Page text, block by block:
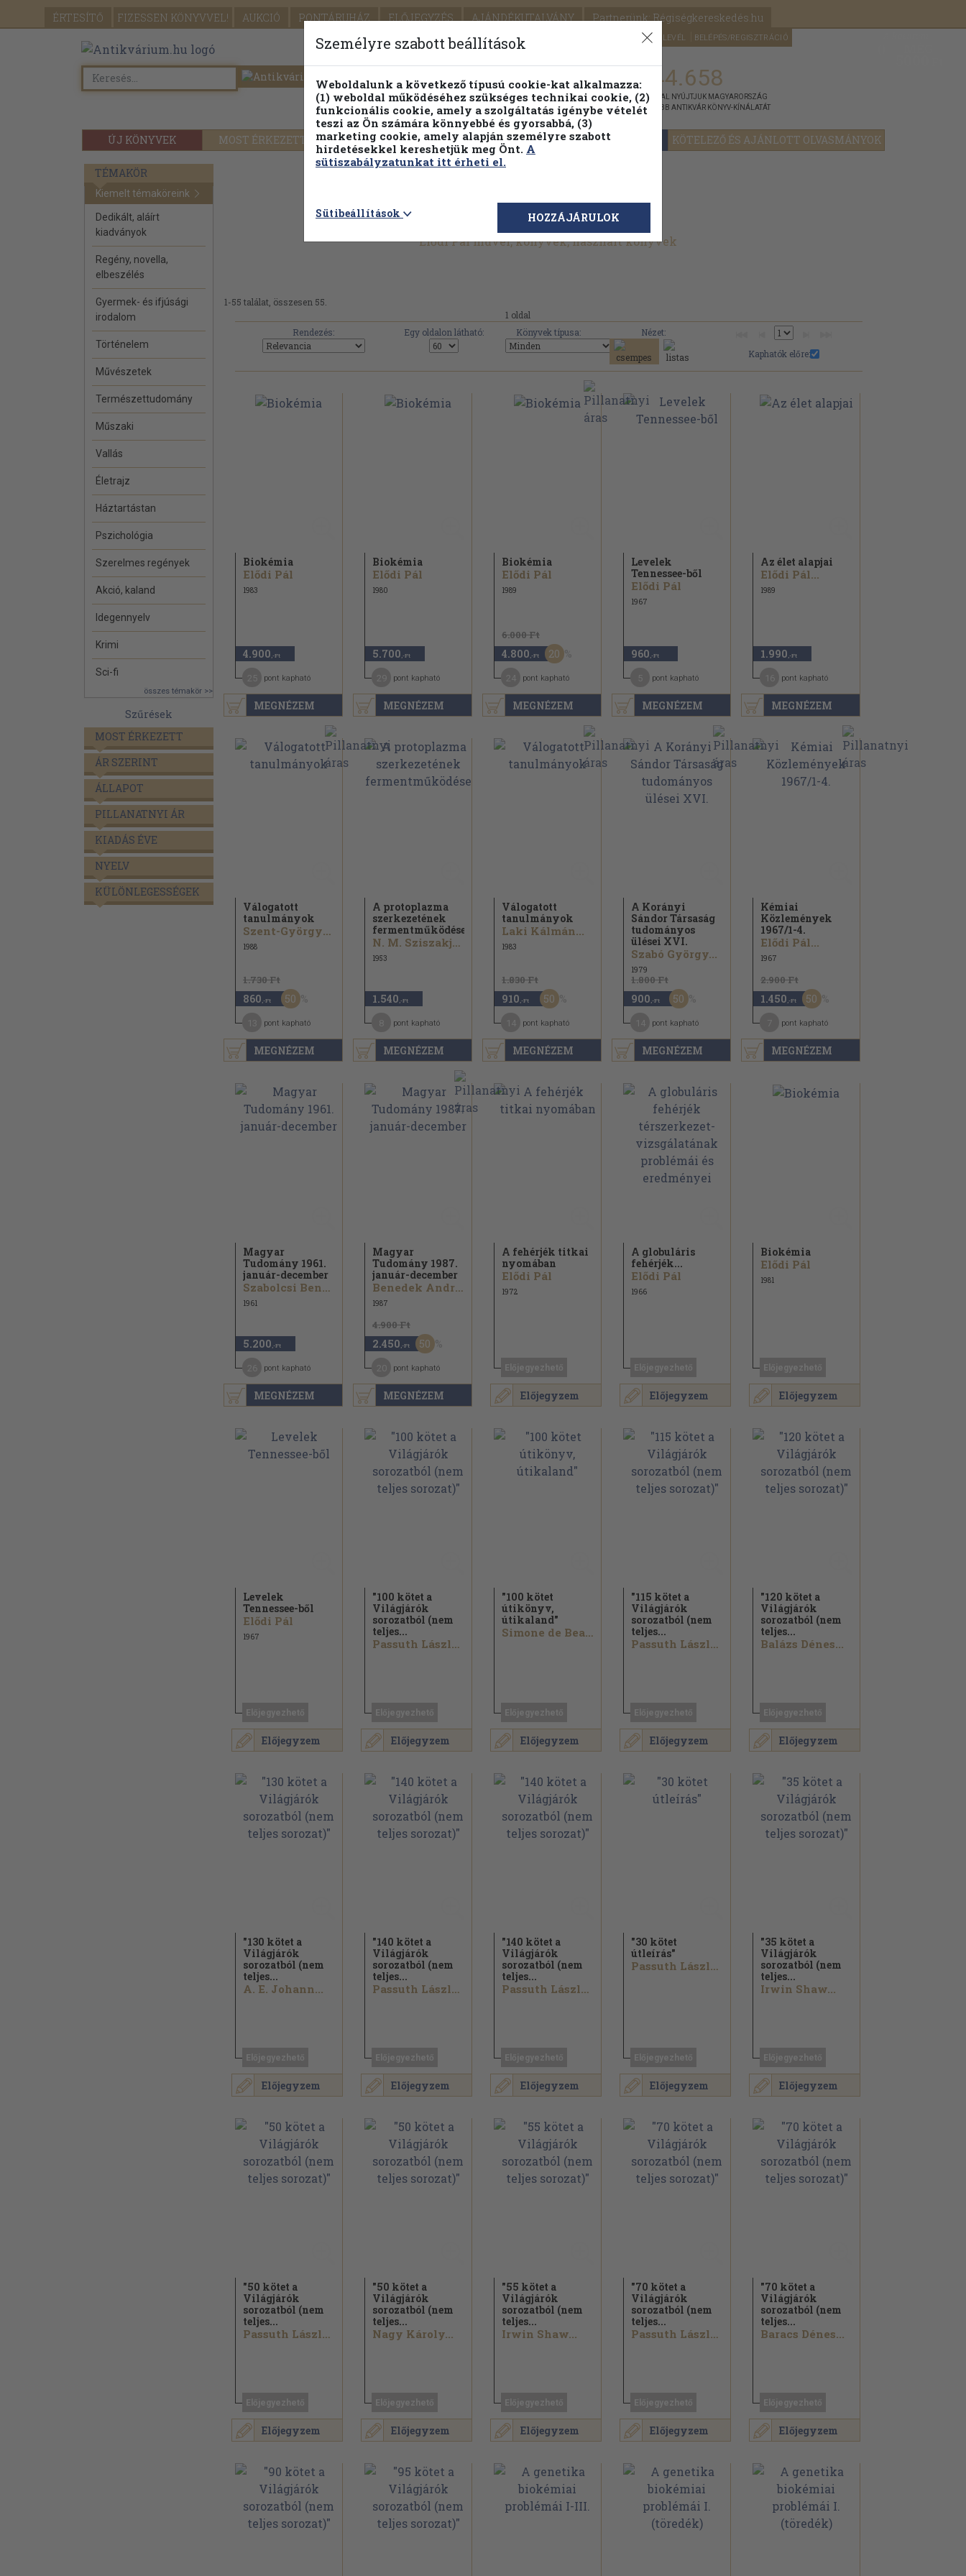
ÉRTESÍTŐ FIZESSEN KÖNYVVEL! AUKCIÓ PONTÁRUHÁZ ELŐJEGYZÉS AJÁNDÉKUTALVÁNY Partnerünk: Régiségkereskedés.hu
SEGÍTSÉG HÍRLEVÉL BELÉPÉS/REGISZTRÁCIÓ
ÚJ KÖNYVEK MOST ÉRKEZETT PILLANATNYI ÁRAINK FENNTARTHATÓ OLVASMÁNYOK KÖTELEZŐ ÉS AJÁNLOTT OLVASMÁNYOK
Részletes kereső Témaköri fa 1.144.658
KIADVÁNNYAL NYÚJTJUK MAGYARORSZÁG
LEGNAGYOBB ANTIKVÁR KÖNYV-KÍNÁLATÁT
TÉMAKÖR
Kiemelt témaköreink
Dedikált, aláírt
kiadványok
Regény, novella,
elbeszélés
Gyermek- és ifjúsági
irodalom
Történelem
Művészetek
Természettudomány
Műszaki
Vallás
Életrajz
Háztartástan
Pszichológia
Szerelmes regények
Akció, kaland
Idegennyelv
Krimi
Sci-fi
összes témakör >>
Szűrések
MOST ÉRKEZETT
ÁR SZERINT
ÁLLAPOT
PILLANATNYI ÁR
KIADÁS ÉVE
NYELV
KÜLÖNLEGESSÉGEK
Elődi Pál művei, könyvek, használt könyvek
1-55 találat, összesen 55.
1 oldal
Rendezés:
Egy oldalon látható: Könyvek típusa:
Nézet:
Kaphatók előre:
MEGNÉZEM
Biokémia
Elődi Pál
1983
4.900 ,-Ft
pont kapható
MEGNÉZEM
Biokémia
Elődi Pál
1980
5.700 ,-Ft
pont kapható
MEGNÉZEM
Biokémia
Elődi Pál
1989
6.000 Ft
4.800 ,-Ft 20
pont kapható
MEGNÉZEM
Levelek
Tennessee-ből
Elődi Pál
1967
960 ,-Ft
pont kapható
MEGNÉZEM
Az élet alapjai
Elődi Pál...
1989
1.990 ,-Ft
pont kapható
MEGNÉZEM
Válogatott
tanulmányok
Szent-Györgyi Albert
1988
1.730 Ft
860 ,-Ft 50
pont kapható
MEGNÉZEM
A protoplazma
szerkezetének
fermentműködése
N. M. Sziszakjan
1953
1.540 ,-Ft
pont kapható
MEGNÉZEM
Válogatott
tanulmányok
Laki Kálmán...
1983
1.830 Ft
910 ,-Ft 50
pont kapható
MEGNÉZEM
A Korányi
Sándor Társaság
tudományos
ülései XVI.
Szabó György...
1979
1.800 Ft
900 ,-Ft 50
pont kapható
MEGNÉZEM
Kémiai
Közlemények
1967/1-4.
Elődi Pál...
1967
2.900 Ft
1.450 ,-Ft 50
pont kapható
MEGNÉZEM
Magyar
Tudomány 1961.
január-december
Szabolcsi Bence...
1961
5.200 ,-Ft
pont kapható
MEGNÉZEM
Magyar
Tudomány 1987.
január-december
Benedek András...
1987
4.900 Ft
2.450 ,-Ft 50
pont kapható
Előjegyzem
A fehérjék titkai
nyomában
Elődi Pál
1972
Előjegyzem
A globuláris
fehérjék...
Elődi Pál
1966
Előjegyzem
Biokémia
Elődi Pál
1981
Előjegyzem
Levelek
Tennessee-ből
Elődi Pál
1967
Előjegyzem
"100 kötet a
Világjárók
sorozatból (nem
teljes...
Passuth László...
Előjegyzem
"100 kötet
útikönyv,
útikaland"
Simone de Beauvoir...
Előjegyzem
"115 kötet a
Világjárók
sorozatból (nem
teljes...
Passuth László...
Előjegyzem
"120 kötet a
Világjárók
sorozatból (nem
teljes...
Balázs Dénes...
Előjegyzem
"130 kötet a
Világjárók
sorozatból (nem
teljes...
A. E. Johann...
Előjegyzem
"140 kötet a
Világjárók
sorozatból (nem
teljes...
Passuth László...
Előjegyzem
"140 kötet a
Világjárók
sorozatból (nem
teljes...
Passuth László...
Előjegyzem
"30 kötet
útleírás"
Passuth László...
Előjegyzem
"35 kötet a
Világjárók
sorozatból (nem
teljes...
Irwin Shaw...
Előjegyzem
"50 kötet a
Világjárók
sorozatból (nem
teljes...
Passuth László...
Előjegyzem
"50 kötet a
Világjárók
sorozatból (nem
teljes...
Nagy Károly...
Előjegyzem
"55 kötet a
Világjárók
sorozatból (nem
teljes...
Irwin Shaw...
Előjegyzem
"70 kötet a
Világjárók
sorozatból (nem
teljes...
Passuth László...
Előjegyzem
"70 kötet a
Világjárók
sorozatból (nem
teljes...
Baracs Dénes...
Személyre szabott beállítások
Weboldalunk a következő típusú cookie-kat alkalmazza:
(1) weboldal működéséhez szükséges technikai cookie, (2)
funkcionális cookie, amely a szolgáltatás igénybe vételét
teszi az Ön számára könnyebbé és gyorsabbá, (3)
marketing cookie, amely alapján személyre szabott
hirdetésekkel kereshetjük meg Önt. A
sütiszabályzatunkat itt érheti el.
Sütibeállítások HOZZÁJÁRULOK